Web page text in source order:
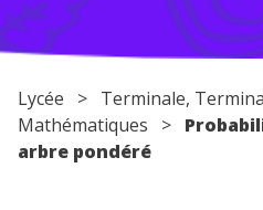
Conseils pour les parents
Lycée > Terminale,
Mathématiques >
arbre pondéré